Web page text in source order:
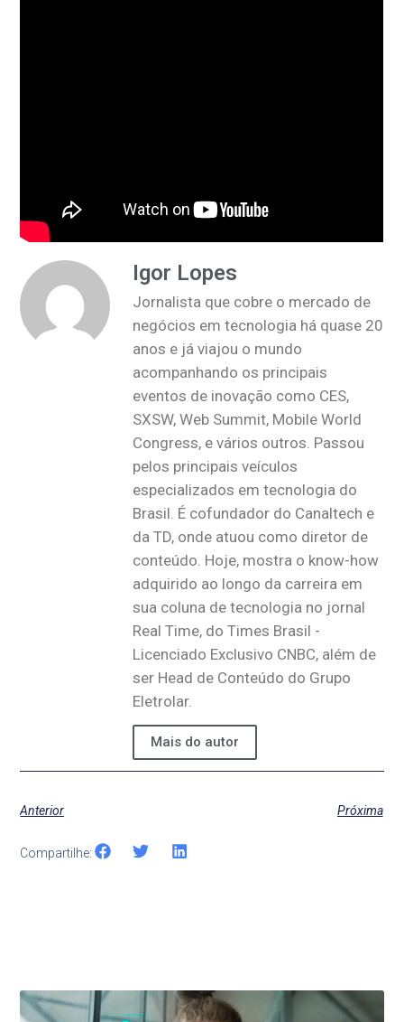
Igor Lopes
Jornalista que cobre o mercado de
negócios em tecnologia há quase 20
anos e já viajou o mundo
acompanhando os principais
eventos de inovação como CES,
SXSW, Web Summit, Mobile World
Congress, e vários outros. Passou
pelos principais veículos
especializados em tecnologia do
Brasil. É cofundador do Canaltech e
da TD, onde atuou como diretor de
conteúdo. Hoje, mostra o know-how
adquirido ao longo da carreira em
sua coluna de tecnologia no jornal
Real Time, do Times Brasil -
Licenciado Exclusivo CNBC, além de
ser Head de Conteúdo do Grupo
Eletrolar.
Mais do autor
Anterior Próxima
Compartilhe: